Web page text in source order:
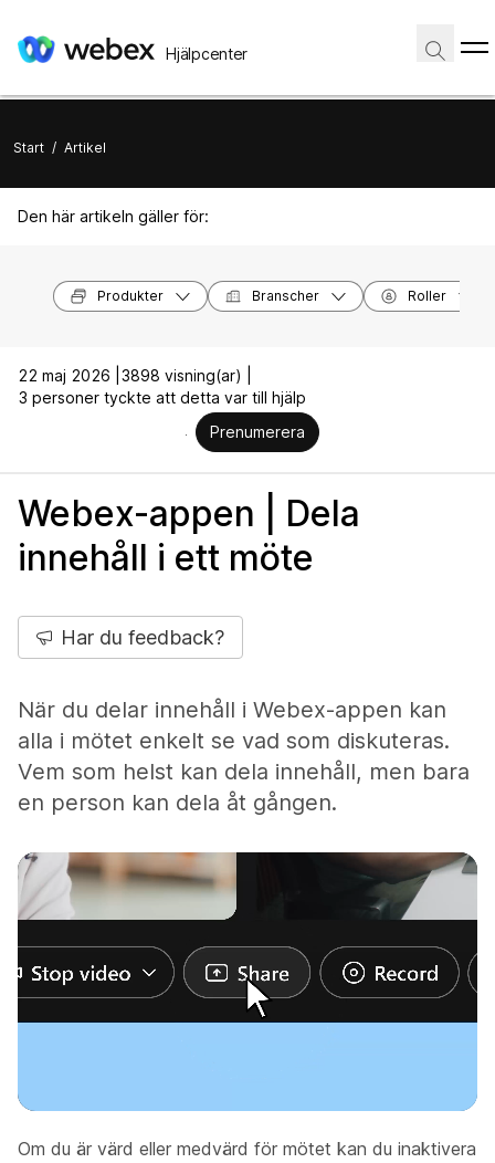
Hjälpcenter
Start / Artikel
Den här artikeln gäller för:
Produkter Branscher Roller
22 maj 2026 | 3898 visning(ar) |
3 personer tyckte att detta var till hjälp
Prenumerera
Webex-appen | Dela
innehåll i ett möte
Har du feedback?
När du delar innehåll i Webex-appen kan
alla i mötet enkelt se vad som diskuteras.
Vem som helst kan dela innehåll, men bara
en person kan dela åt gången.
Om du är värd eller medvärd för mötet kan du inaktivera